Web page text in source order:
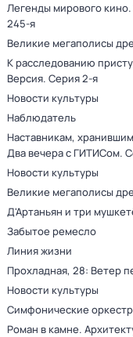
Легенды мирового кино
245-я
Великие мегаполисы
К расследованию
Версия. Серия 2-я
Новости культуры
Наблюдатель
Наставникам,
Два вечера с ГИТИСом.
Новости культуры
Великие мегаполисы
Д'Артаньян и три
Забытое ремесло
Линия жизни
Прохладная, 28: Ветер
Новости культуры
Симфонические
Роман в камне.